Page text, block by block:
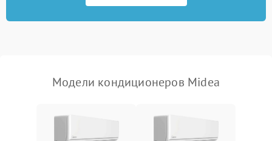
Модели кондиционеров Midea